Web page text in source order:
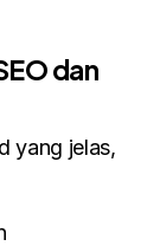
dan
yang jelas,